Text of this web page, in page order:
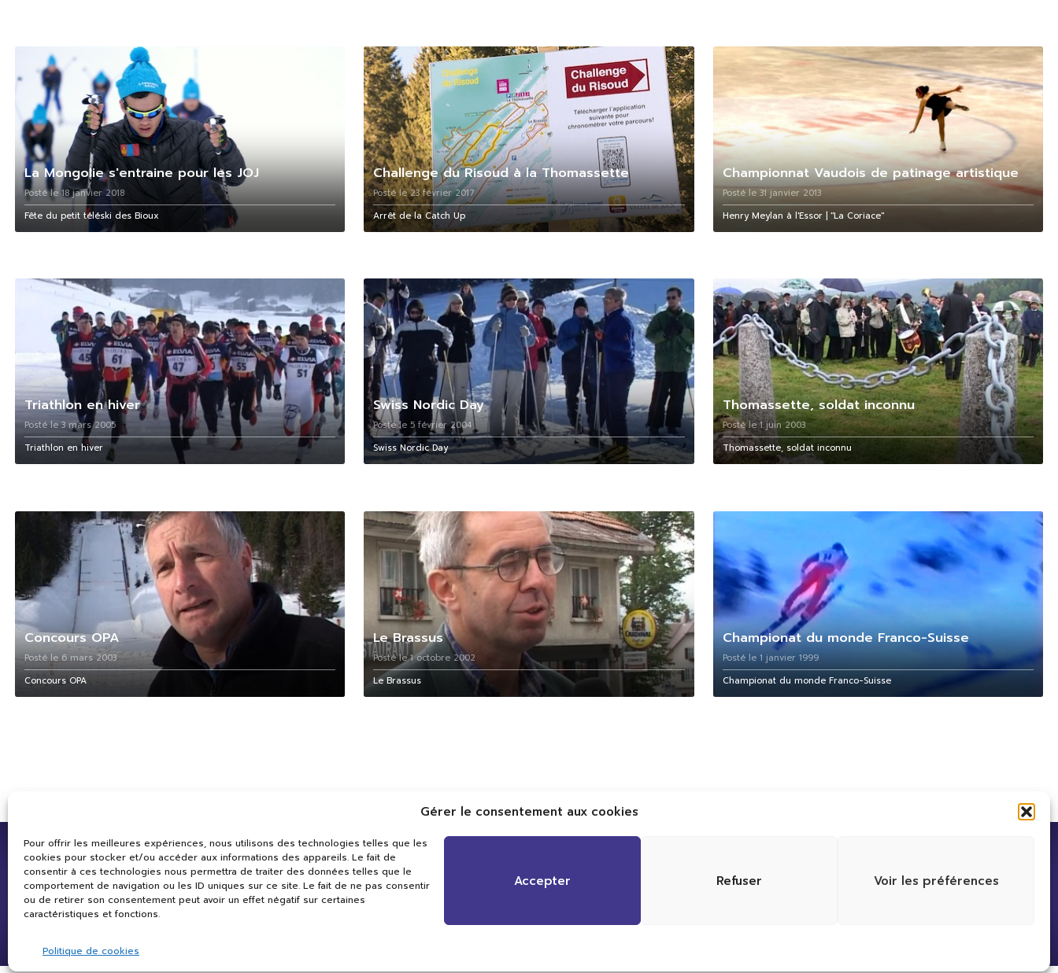
Gérer le consentement aux cookies
Pour offrir les meilleures expériences, nous utilisons des technologies telles que les
cookies pour stocker et/ou accéder aux informations des appareils. Le fait de
consentir à ces technologies nous permettra de traiter des données telles que le
comportement de navigation ou les ID uniques sur ce site. Le fait de ne pas consentir
ou de retirer son consentement peut avoir un effet négatif sur certaines
caractéristiques et fonctions.
Accepter Refuser Voir les préférences
Politique de cookies
La Mongolie s'entraine pour les JOJ
Posté le 18 janvier 2018
Fête du petit téléski des Bioux
Challenge du Risoud à la Thomassette
Posté le 23 février 2017
Arrêt de la Catch Up
Championnat Vaudois de patinage artistique
Posté le 31 janvier 2013
Henry Meylan à l'Essor | "La Coriace"
Triathlon en hiver
Posté le 3 mars 2005
Triathlon en hiver
Swiss Nordic Day
Posté le 5 février 2004
Swiss Nordic Day
Thomassette, soldat inconnu
Posté le 1 juin 2003
Thomassette, soldat inconnu
Concours OPA
Posté le 6 mars 2003
Concours OPA
Le Brassus
Posté le 1 octobre 2002
Le Brassus
Championat du monde Franco-Suisse
Posté le 1 janvier 1999
Championat du monde Franco-Suisse
Centre de Compétences Médias
+41 21 565 17 77 |info@valtv.ch